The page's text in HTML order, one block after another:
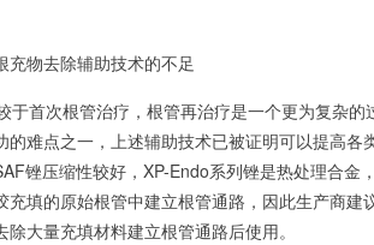
物去除辅助技术的不足
于首次根管治疗，根管再治疗是一个更为复杂
的难点之一，上述辅助技术已被证明可以提高
锉压缩性较好，XP-Endo系列锉是热处理合
充填的原始根管中建立根管通路，因此生产商
除大量充填材料建立根管通路后使用。